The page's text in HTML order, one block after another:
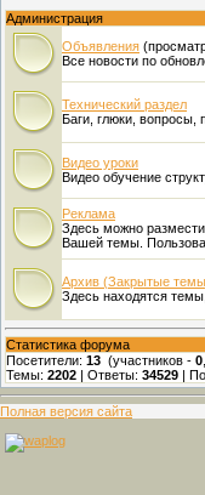
Администрация
Объявления
Все новости по
Технический раздел
Баги, глюки, вопросы,
Видео уроки
Видео обучение
Реклама
Здесь можно
Вашей темы.
Архив (Закрытые
Здесь находятся
Статистика форума
Посетители: 13 (участников - 0
Темы: 2202 | Ответы: 34529 |
Полная версия сайта